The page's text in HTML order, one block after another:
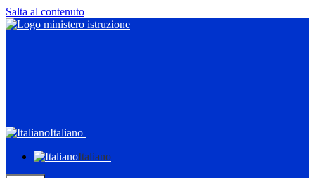
Salta al contenuto
Italiano
Italiano